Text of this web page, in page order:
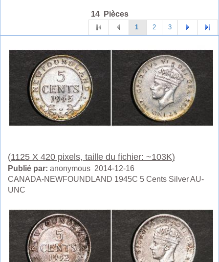
14 Pièces
1 2 3
(1125 X 420 pixels, taille du fichier: ~103K)
Publié par: anonymous 2014-12-16
CANADA-NEWFOUNDLAND 1945C 5 Cents Silver AU-
UNC